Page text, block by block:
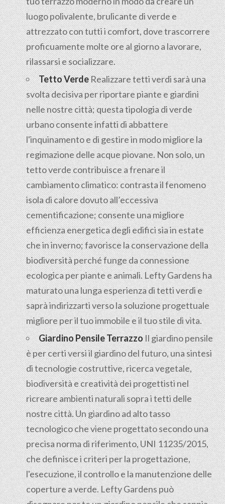
luogo polivalente, brulicante di verde e
attrezzato con tutti i comfort, dove trascorrere
proficuamente molte ore al giorno a lavorare,
rilassarsi e socializzare.
Tetto VerdeRealizzare tetti verdi sarà una
svolta decisiva per riportare piante e giardini
nelle nostre città; questa tipologia di verde
urbano consente infatti di abbattere
l'inquinamento e di gestire in modo migliore la
regimazione delle acque piovane. Non solo, un
tetto verde contribuisce a frenare il
cambiamento climatico: contrasta il fenomeno
isola di calore dovuto all’eccessiva
cementificazione; consente una migliore
efficienza energetica degli edifici sia in estate
che in inverno; favorisce la conservazione della
biodiversità perché funge da connessione
ecologica per piante e animali. Lefty Gardens ha
maturato una lunga esperienza di tetti verdi e
saprà indirizzarti verso la soluzione progettuale
migliore per il tuo immobile e il tuo stile di vita.
Giardino Pensile TerrazzoIl giardino pensile
è per certi versi il giardino del futuro, una sintesi
di tecnologie costruttive, ricerca vegetale,
biodiversità e creatività dei progettisti nel
ricreare ambienti naturali sopra i tetti delle
nostre città. Un giardino ad alto tasso
tecnologico che viene progettato secondo una
precisa norma di riferimento, UNI 11235/2015,
che definisce i criteri per la progettazione,
l'esecuzione, il controllo e la manutenzione delle
coperture a verde. Lefty Gardens può